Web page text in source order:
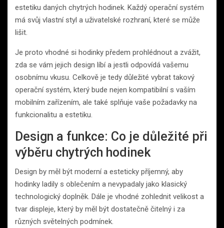
estetiku daných chytrých hodinek. Každý operační systém
má svůj vlastní styl a uživatelské rozhraní, které se může
lišit.
Je proto vhodné si hodinky předem prohlédnout a zvážit,
zda se vám jejich design líbí a jestli odpovídá vašemu
osobnímu vkusu. Celkově je tedy důležité vybrat takový
operační systém, který bude nejen kompatibilní s vaším
mobilním zařízením, ale také splňuje vaše požadavky na
funkcionalitu a estetiku.
Design a funkce: Co je důležité při
výběru chytrých hodinek
Design by měl být moderní a esteticky příjemný, aby
hodinky ladily s oblečením a nevypadaly jako klasický
technologický doplněk. Dále je vhodné zohlednit velikost a
tvar displeje, který by měl být dostatečně čitelný i za
různých světelných podmínek.